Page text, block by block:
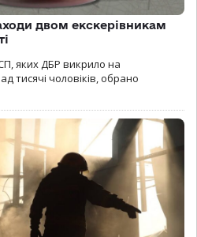
двом екскерівникам
яких ДБР викрило на
тисячі чоловіків, обрано